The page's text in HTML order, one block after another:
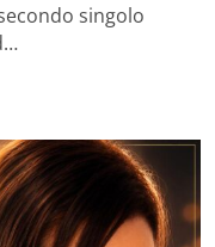
singolo